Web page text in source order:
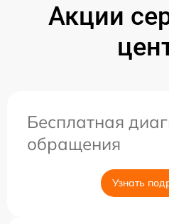
Акции
Бесплатная
обращения
Узнать